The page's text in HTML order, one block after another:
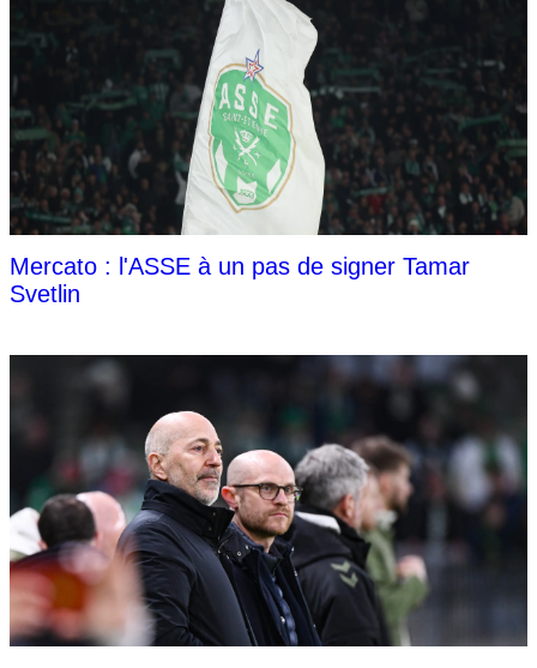
Mercato : l'ASSE à un pas de signer Tamar
Svetlin